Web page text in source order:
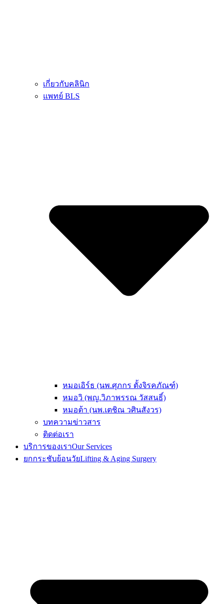
เกี่ยวกับคลินิก
แพทย์ BLS
หมอเอิร์ธ (นพ.ศุภกร ตั้งจิรคภัณฑ์)
หมอวิ (พญ.วิภาพรรณ วัสสนธิ์)
หมอต้า (นพ.เตชิณ วศินสังวร)
บทความข่าวสาร
ติดต่อเรา
บริการของเราOur Services
ยกกระชับย้อนวัยLifting & Aging Surgery